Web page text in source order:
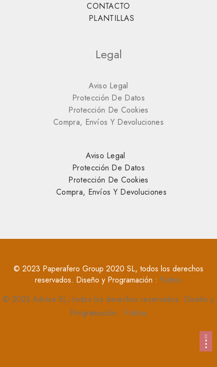
CONTACTO
PLANTILLAS
Legal
Aviso Legal
Protección De Datos
Protección De Cookies
Compra, Envíos Y Devoluciones
Aviso Legal
Protección De Datos
Protección De Cookies
Compra, Envíos Y Devoluciones
© 2023 Paperafero Group 2020 SL, todos los derechos
reservados. Diseño y Programación : Patitus
© 2023 Advise SL, todos los derechos reservados. Diseño y
Programación : Patitus